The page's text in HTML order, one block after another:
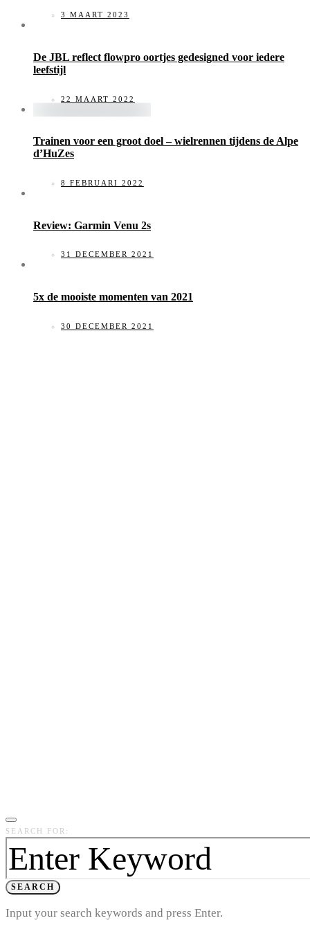
3 MAART 2023
De JBL reflect flowpro oortjes gedesigned voor iedere
leefstijl
22 MAART 2022
Trainen voor een groot doel – wielrennen tijdens de Alpe
d’HuZes
8 FEBRUARI 2022
Review: Garmin Venu 2s
31 DECEMBER 2021
5x de mooiste momenten van 2021
30 DECEMBER 2021
SEARCH FOR:
SEARCH
Input your search keywords and press Enter.